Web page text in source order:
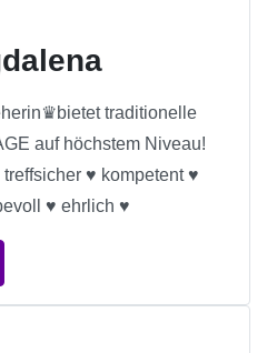
traditionelle
auf höchstem Niveau!
♥ kompetent ♥
♥ ehrlich ♥